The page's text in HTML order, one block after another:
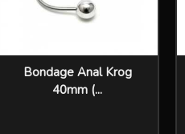
Bondage Anal Krog
40mm (...